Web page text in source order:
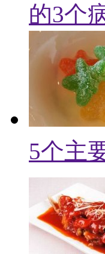
的3个
5个主